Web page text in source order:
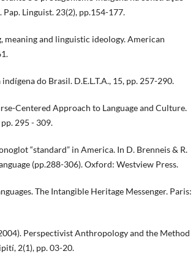
Linguist. 23(2), pp.154-177.
meaning and linguistic ideology. American
do Brasil. D.E.L.T.A., 15, pp. 257-290.
Centered Approach to Language and Culture.
295 - 309.
“standard” in America. In D. Brenneis & R.
(pp.288-306). Oxford: Westview Press.
The Intangible Heritage Messenger. Paris:
Perspectivist Anthropology and the Method
2(1), pp. 03-20.